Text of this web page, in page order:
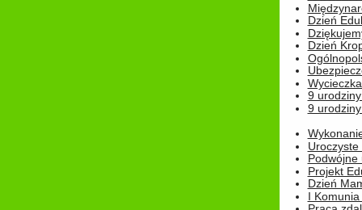
Dzień
Dzień
9
9
Podwójne
Projekt
Dzień
I